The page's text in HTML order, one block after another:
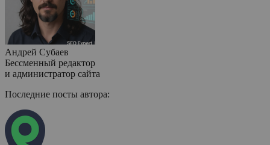
Андрей Субаев
Бессменный редактор
и администратор сайта
Последние посты автора: